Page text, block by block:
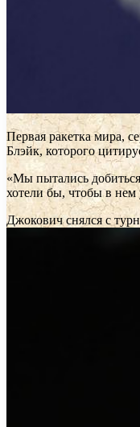
Первая ракетка мира,
Блэйк, которого
«Мы пытались
хотели бы, чтобы в нем
Джокович снялся с